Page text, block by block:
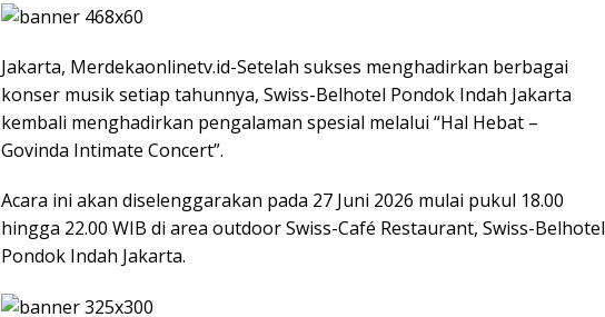
Jakarta, Merdekaonlinetv.id-Setelah sukses menghadirkan berbagai
konser musik setiap tahunnya, Swiss-Belhotel Pondok Indah Jakarta
kembali menghadirkan pengalaman spesial melalui “Hal Hebat –
Govinda Intimate Concert”.
Acara ini akan diselenggarakan pada 27 Juni 2026 mulai pukul 18.00
hingga 22.00 WIB di area outdoor Swiss-Café Restaurant, Swiss-Belhotel
Pondok Indah Jakarta.